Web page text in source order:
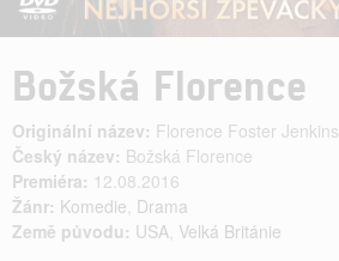
Božská Florence
Originální název: Florence Foster Jenkins
Český název: Božská Florence
Premiéra: 12.08.2016
Žánr: Komedie, Drama
Země původu: USA, Velká Británie